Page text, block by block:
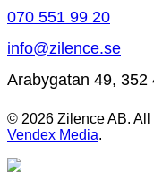
070 551 99 20
info@zilence.se
Arabygatan 49, 352
© 2026 Zilence AB. All
Vendex Media.